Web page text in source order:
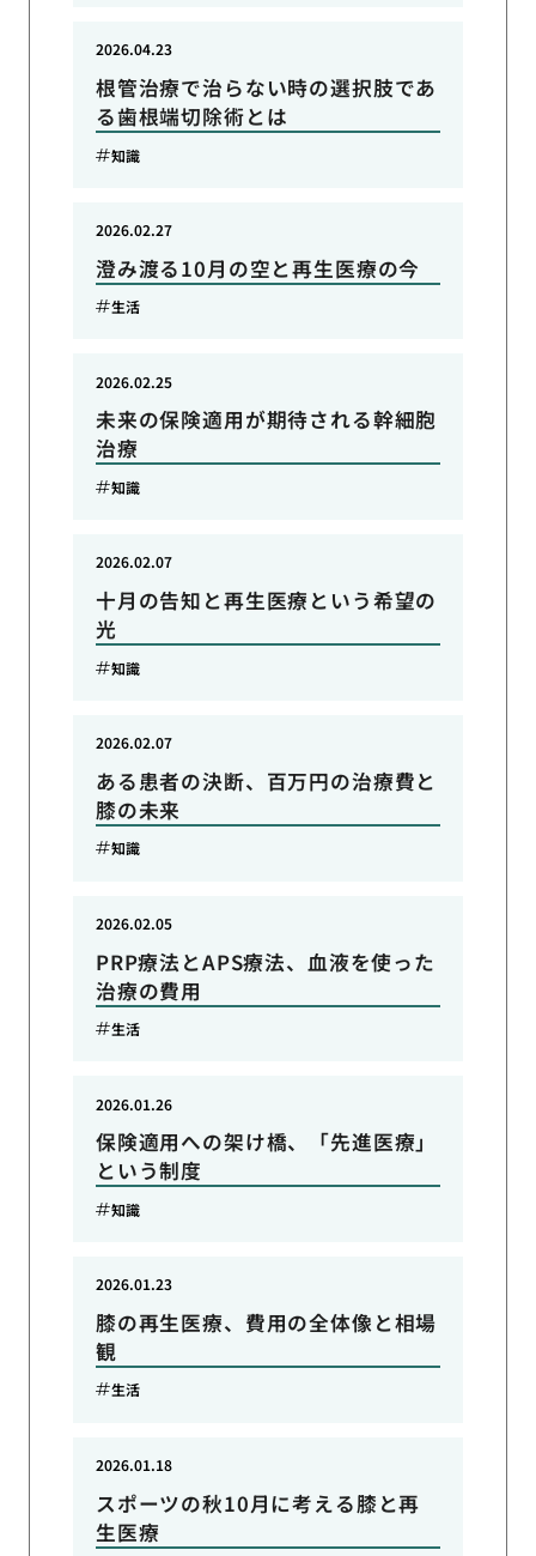
根管治療で治らない時の選択肢であ
る歯根端切除術とは
2026.04.23
知識
澄み渡る10月の空と再生医療の今
2026.02.27
生活
未来の保険適用が期待される幹細胞
治療
2026.02.25
知識
十月の告知と再生医療という希望の
光
2026.02.07
知識
ある患者の決断、百万円の治療費と
膝の未来
2026.02.07
知識
PRP療法とAPS療法、血液を使った
治療の費用
2026.02.05
生活
保険適用への架け橋、「先進医療」
という制度
2026.01.26
知識
膝の再生医療、費用の全体像と相場
観
2026.01.23
生活
スポーツの秋10月に考える膝と再
生医療
2026.01.18